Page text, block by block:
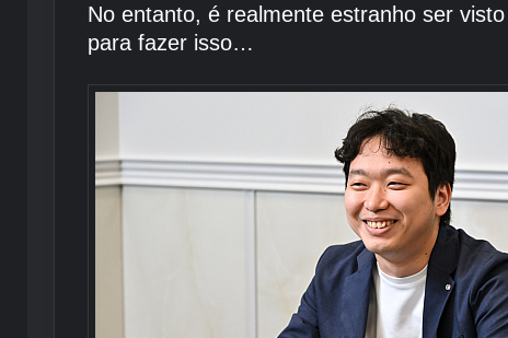
No entanto, é realmente estranho ser
para fazer isso…